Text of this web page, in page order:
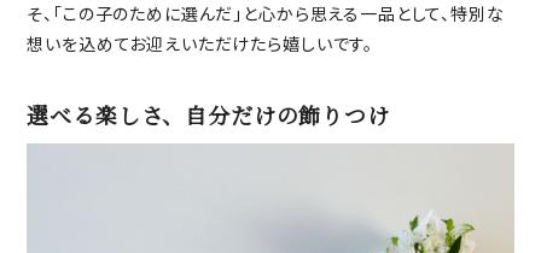
そ、「この子のために選んだ」と心から思える一品として、特別な
想いを込めてお迎えいただけたら嬉しいです。
選べる楽しさ、自分だけの飾りつけ